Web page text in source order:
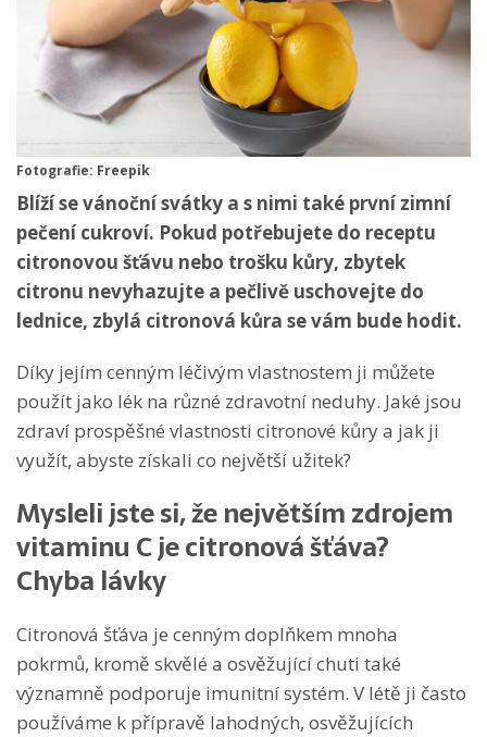
Fotografie: Freepik
Blíží se vánoční svátky a s nimi také první zimní
pečení cukroví. Pokud potřebujete do receptu
citronovou šťávu nebo trošku kůry, zbytek
citronu nevyhazujte a pečlivě uschovejte do
lednice, zbylá citronová kůra se vám bude hodit.
Díky jejím cenným léčivým vlastnostem ji můžete
použít jako lék na různé zdravotní neduhy. Jaké jsou
zdraví prospěšné vlastnosti citronové kůry a jak ji
využít, abyste získali co největší užitek?
Mysleli jste si, že největším zdrojem
vitaminu C je citronová šťáva?
Chyba lávky
Citronová šťáva je cenným doplňkem mnoha
pokrmů, kromě skvělé a osvěžující chuti také
významně podporuje imunitní systém. V létě ji často
používáme k přípravě lahodných, osvěžujících